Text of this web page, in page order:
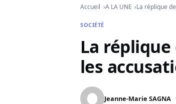
Accueil A LA UNE La réplique
SOCIÉTÉ
La
les
Jeanne-Marie SAGNA